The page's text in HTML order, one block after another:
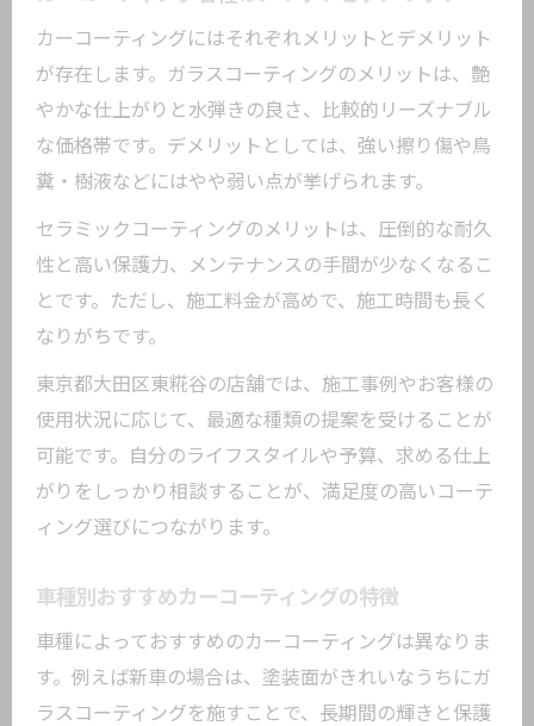
カーコーティングにはそれぞれメリットとデメリット
が存在します。ガラスコーティングのメリットは、艶
やかな仕上がりと水弾きの良さ、比較的リーズナブル
な価格帯です。デメリットとしては、強い擦り傷や鳥
糞・樹液などにはやや弱い点が挙げられます。
セラミックコーティングのメリットは、圧倒的な耐久
性と高い保護力、メンテナンスの手間が少なくなるこ
とです。ただし、施工料金が高めで、施工時間も長く
なりがちです。
東京都大田区東糀谷の店舗では、施工事例やお客様の
使用状況に応じて、最適な種類の提案を受けることが
可能です。自分のライフスタイルや予算、求める仕上
がりをしっかり相談することが、満足度の高いコーテ
ィング選びにつながります。
車種別おすすめカーコーティングの特徴
車種によっておすすめのカーコーティングは異なりま
す。例えば新車の場合は、塗装面がきれいなうちにガ
ラスコーティングを施すことで、長期間の輝きと保護